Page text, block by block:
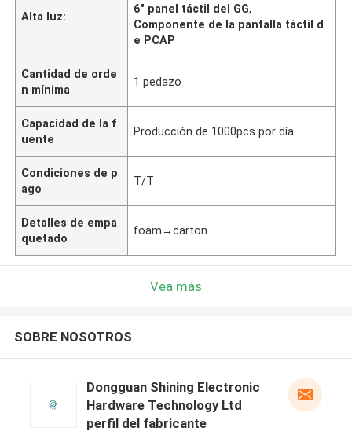
Alta luz:
6" panel táctil del GG,
Componente de la pantalla táctil d
e PCAP
Cantidad de orde
n mínima
1 pedazo
Capacidad de la f
uente
Producción de 1000pcs por día
Condiciones de p
ago
T/T
Detalles de empa
quetado
foam→carton
Vea más
SOBRE NOSOTROS
Dongguan Shining Electronic
Hardware Technology Ltd
perfil del fabricante